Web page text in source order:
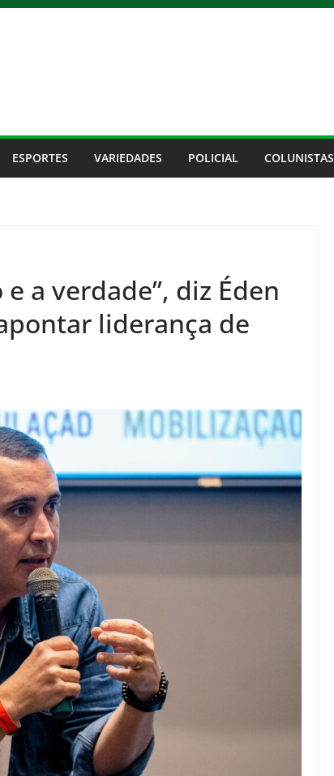
ESPORTES VARIEDADES POLICIAL COLUNISTAS
a verdade”, diz Éden
liderança de